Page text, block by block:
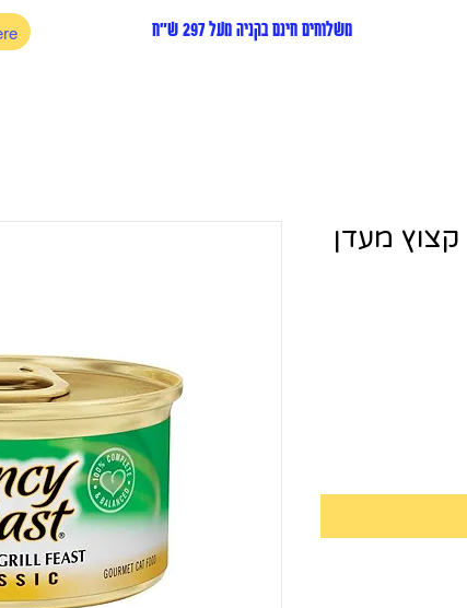
משלוחים חינם בקניה מעל 297 ש"ח
מעדן